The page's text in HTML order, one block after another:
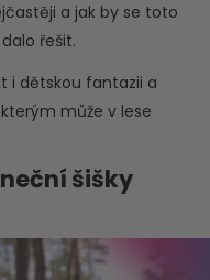
a jak by se toto
řešit.
i dětskou fantazii a
může v lese
šišky